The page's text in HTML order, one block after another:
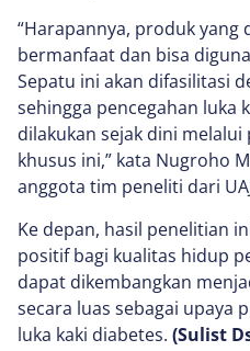
“Harapannya, produk yang
bermanfaat dan bisa
Sepatu ini akan difasilitasi
sehingga pencegahan luka
dilakukan sejak dini
khusus ini,” kata Nugroho
anggota tim peneliti dari
Ke depan, hasil penelitian
positif bagi kualitas hidup
dapat dikembangkan
secara luas sebagai upaya
luka kaki diabetes. (Sulist